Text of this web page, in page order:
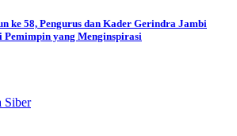
ke 58, Pengurus dan Kader Gerindra Jambi
Pemimpin yang Menginspirasi
Siber